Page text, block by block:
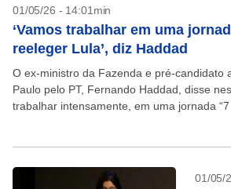
01/05/26 - 14:01min
‘Vamos trabalhar em uma
reeleger Lula’, diz Haddad
O ex-ministro da Fazenda e pré-candidato
Paulo pelo PT, Fernando Haddad, disse
trabalhar intensamente, em uma jornada “7
01/05/